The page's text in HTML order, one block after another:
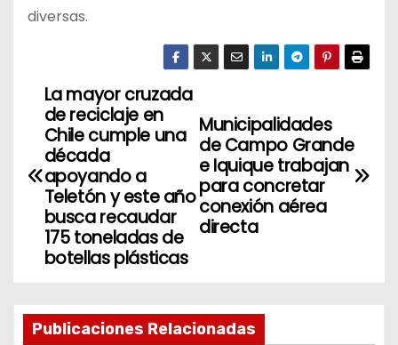
diversas.
N
v
c
Municipalidades
de Campo Grande
e Iquique trabajan
para concretar
conexión aérea
directa
La mayor cruzada
de reciclaje en
Chile cumple una
década
apoyando a
Teletón y este año
busca recaudar
175 toneladas de
botellas plásticas
Publicaciones Relacionadas